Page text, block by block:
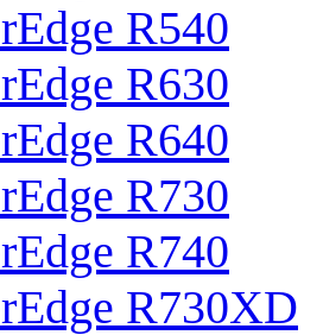
R540
R630
R640
R730
R740
R730XD